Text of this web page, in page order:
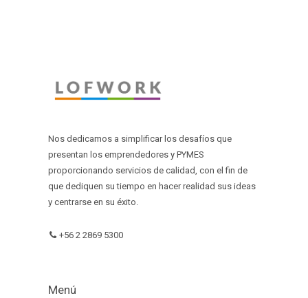
Nos dedicamos a simplificar los desafíos que
presentan los emprendedores y PYMES
proporcionando servicios de calidad, con el fin de
que dediquen su tiempo en hacer realidad sus ideas
y centrarse en su éxito.
+56 2 2869 5300
Menú